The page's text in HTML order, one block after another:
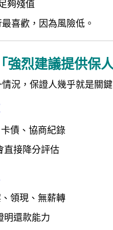
夠殘值
喜歡，因為風險低。
強烈建議提供保
況，保證人幾乎就是關
債、協商紀錄
直接降分評估
領現、無薪轉
明還款能力